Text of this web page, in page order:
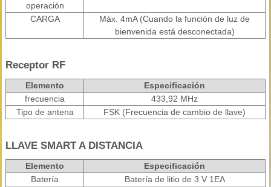
operación
CARGA
Máx. 4mA (Cuando la función de luz de
bienvenida está desconectada)
Receptor RF
Elemento
Especificación
frecuencia
433,92 MHz
Tipo de antena
FSK (Frecuencia de cambio de llave)
LLAVE SMART A DISTANCIA
Elemento
Especificación
Batería
Batería de litio de 3 V 1EA